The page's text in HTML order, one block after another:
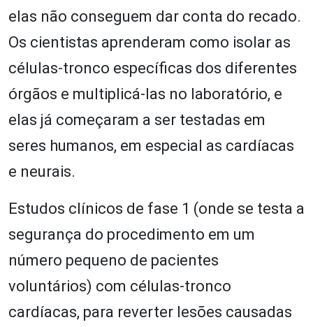
elas não conseguem dar conta do recado.
Os cientistas aprenderam como isolar as
células-tronco específicas dos diferentes
órgãos e multiplicá-las no laboratório, e
elas já começaram a ser testadas em
seres humanos, em especial as cardíacas
e neurais.
Estudos clínicos de fase 1 (onde se testa a
segurança do procedimento em um
número pequeno de pacientes
voluntários) com células-tronco
cardíacas, para reverter lesões causadas